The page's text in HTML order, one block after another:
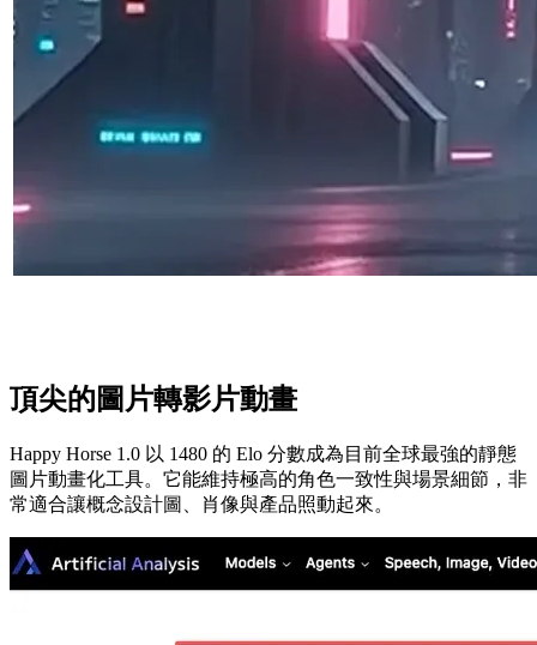
頂尖的圖片轉影片動畫
Happy Horse 1.0 以 1480 的 Elo 分數成為目前全球最強的靜態
圖片動畫化工具。它能維持極高的角色一致性與場景細節，非
常適合讓概念設計圖、肖像與產品照動起來。